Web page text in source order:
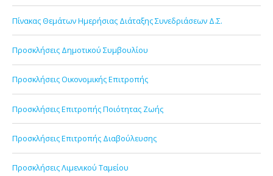
Πίνακας Θεμάτων Ημερήσιας Διάταξης Συνεδριάσεων Δ.Σ.
Προσκλήσεις Δημοτικού Συμβουλίου
Προσκλήσεις Οικονομικής Επιτροπής
Προσκλήσεις Επιτροπής Ποιότητας Ζωής
Προσκλήσεις Επιτροπής Διαβούλευσης
Προσκλήσεις Λιμενικού Ταμείου